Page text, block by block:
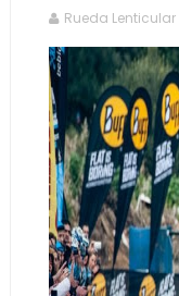
Rueda Lenticular